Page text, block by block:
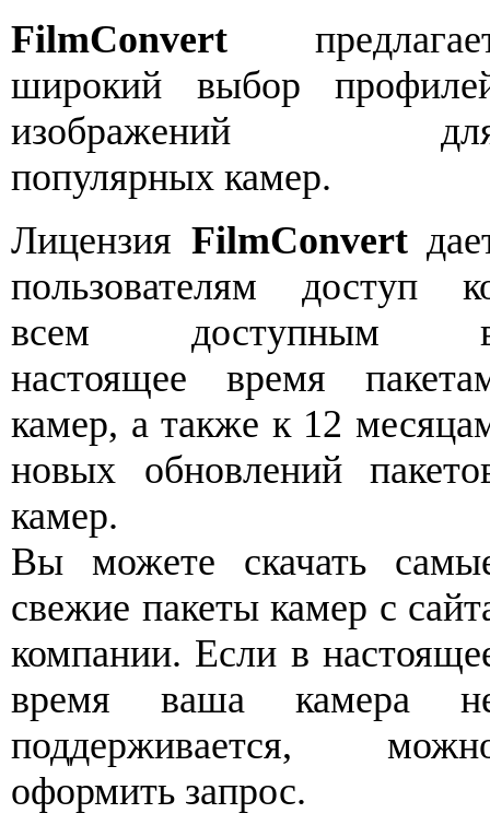
FilmConvert
широкий выбор
изображений
популярных камер.
Лицензия FilmConvert
пользователям доступ
всем доступным
настоящее время
камер, а также к 12
новых обновлений
камер.
Вы можете скачать
свежие пакеты камер с
компании. Если в
время ваша камера
поддерживается,
оформить запрос.